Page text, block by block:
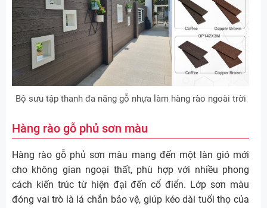
Bộ sưu tập thanh đa năng gỗ nhựa làm hàng rào ngoài trời
Hàng rào gỗ phủ sơn màu
Hàng rào gỗ phủ sơn màu mang đến một làn gió mới
cho không gian ngoại thất, phù hợp với nhiều phong
cách kiến trúc từ hiện đại đến cổ điển. Lớp sơn màu
đóng vai trò là lá chắn bảo vệ, giúp kéo dài tuổi thọ của